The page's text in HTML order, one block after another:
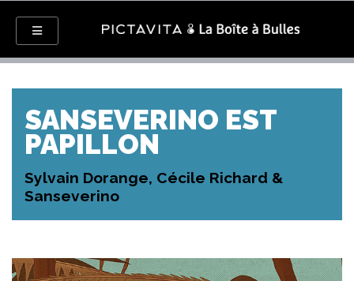
SANSEVERINO EST
PAPILLON
Sylvain Dorange, Cécile Richard &
Sanseverino